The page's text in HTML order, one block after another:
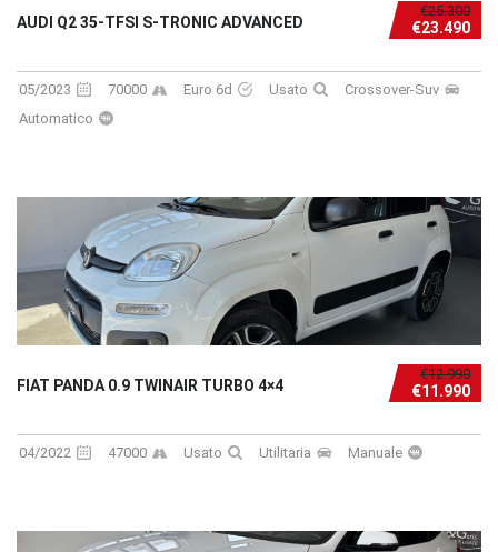
€25.300
€23.490
AUDI Q2 35-TFSI S-TRONIC ADVANCED
05/2023 70000 Euro 6d Usato
Crossover-Suv
Automatico
€12.990
€11.990
FIAT PANDA 0.9 TWINAIR TURBO 4×4
04/2022 47000 Usato Utilitaria Manuale